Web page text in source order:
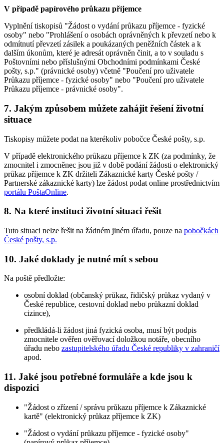
V případě papírového průkazu příjemce
Vyplnění tiskopisů "Žádost o vydání průkazu příjemce - fyzické
osoby" nebo "Prohlášení o osobách oprávněných k převzetí nebo k
odmítnutí převzetí zásilek a poukázaných peněžních částek a k
dalším úkonům, které je adresát oprávněn činit, a to v souladu s
Poštovními nebo příslušnými Obchodními podmínkami České
pošty, s.p." (právnické osoby) včetně "Poučení pro uživatele
Průkazu příjemce - fyzické osoby" nebo "Poučení pro uživatele
Průkazu příjemce - právnické osoby".
7. Jakým způsobem můžete zahájit řešení životní
situace
Tiskopisy můžete podat na kterékoliv pobočce České pošty, s.p.
V případě elektronického průkazu příjemce k ZK (za podmínky, že
zmocnitel i zmocněnec jsou již v době podání žádosti o elektronický
průkaz příjemce k ZK držiteli Zákaznické karty České pošty /
Partnerské zákaznické karty) lze žádost podat online prostřednictvím
portálu PoštaOnline.
8. Na které instituci životní situaci řešit
Tuto situaci nelze řešit na žádném jiném úřadu, pouze na pobočkách
České pošty, s.p.
10. Jaké doklady je nutné mít s sebou
Na poště předložte:
osobní doklad (občanský průkaz, řidičský průkaz vydaný v
České republice, cestovní doklad nebo průkazní doklad
cizince),
předkládá-li žádost jiná fyzická osoba, musí být podpis
zmocnitele ověřen ověřovací doložkou notáře, obecního
úřadu nebo zastupitelského úřadu České republiky v zahraničí
apod.
11. Jaké jsou potřebné formuláře a kde jsou k
dispozici
"Žádost o zřízení / správu průkazu příjemce k Zákaznické
kartě" (elektronický průkaz příjemce k ZK)
"Žádost o vydání průkazu příjemce - fyzické osoby"